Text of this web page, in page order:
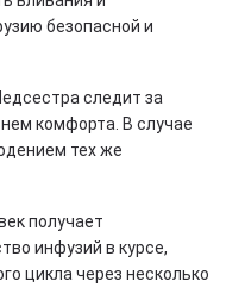
безопасной и
следит за
комфорта. В случае
тех же
получает
инфузий в курсе,
цикла через несколько